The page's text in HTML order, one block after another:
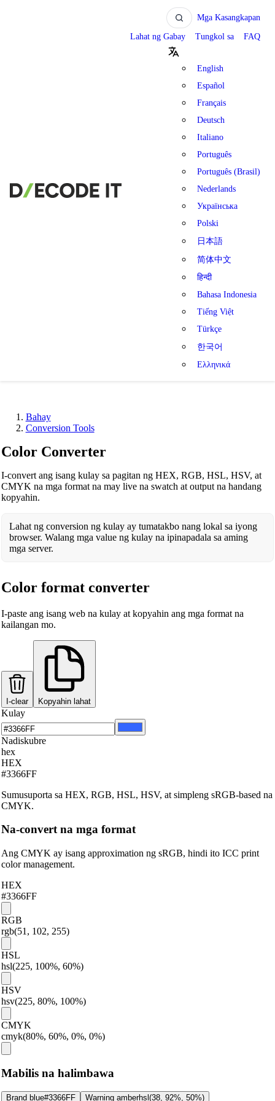
Mga Kasangkapan
Lahat ng Gabay Tungkol sa FAQ
English
Español
Français
Deutsch
Italiano
Português
Português (Brasil)
Nederlands
Українська
Polski
日本語
简体中文
हिन्दी
Bahasa Indonesia
Tiếng Việt
Türkçe
한국어
Ελληνικά
Bahay
Conversion Tools
Color Converter
I-convert ang isang kulay sa pagitan ng HEX, RGB, HSL, HSV, at
CMYK na mga format na may live na swatch at output na handang
kopyahin.
Lahat ng conversion ng kulay ay tumatakbo nang lokal sa iyong
browser. Walang mga value ng kulay na ipinapadala sa aming
mga server.
Color format converter
I-paste ang isang web na kulay at kopyahin ang mga format na
kailangan mo.
I-clear Kopyahin lahat
Kulay
Nadiskubre
hex
HEX
#3366FF
Sumusuporta sa HEX, RGB, HSL, HSV, at simpleng sRGB-based na
CMYK.
Na-convert na mga format
Ang CMYK ay isang approximation ng sRGB, hindi ito ICC print
color management.
HEX
#3366FF
RGB
rgb(51, 102, 255)
HSL
hsl(225, 100%, 60%)
HSV
hsv(225, 80%, 100%)
CMYK
cmyk(80%, 60%, 0%, 0%)
Mabilis na halimbawa
Brand blue#3366FF Warning amberhsl(38, 92%, 50%)